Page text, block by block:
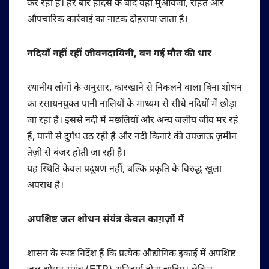
कर रहा है। हर बार हादसे के बाद वही मुआवजा, राहत और
औपचारिक कार्रवाई का नाटक दोहराया जाता है।
नदियाँ नहीं रहीं जीवनदायिनी, बन गईं मौत की धार
स्थानीय लोगों के अनुसार, कारखाने से निकलने वाला बिना शोधन
का रसायनयुक्त पानी नालियों के माध्यम से सीधे नदियों में छोड़ा
जा रहा है। इससे नदी में मछलियाँ और अन्य जलीय जीव मर रहे
हैं, पानी से दुर्गंध उठ रही है और नदी किनारे की उपजाऊ ज़मीन
तेज़ी से बंजर होती जा रही है।
यह स्थिति केवल प्रदूषण नहीं, बल्कि प्रकृति के विरुद्ध खुला
अपराध है।
अपशिष्ट जल शोधन संयंत्र केवल काग़ज़ों में
शासन के स्पष्ट निर्देश हैं कि प्रत्येक औद्योगिक इकाई में अपशिष्ट